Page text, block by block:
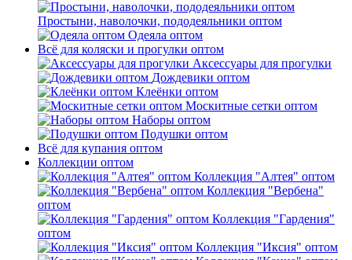
Простыни, наволочки, пододеяльники оптом
Одеяла оптом
Всё для коляски и прогулки оптом
Аксессуары для прогулки
Дождевики оптом
Клеёнки оптом
Москитные сетки оптом
Наборы оптом
Подушки оптом
Всё для купания оптом
Коллекции оптом
Коллекция "Алтея" оптом
Коллекция "Вербена"
оптом
Коллекция "Гардения"
оптом
Коллекция "Иксия" оптом